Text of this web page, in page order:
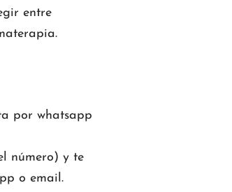
entre
por whatsapp
número) y te
o email.